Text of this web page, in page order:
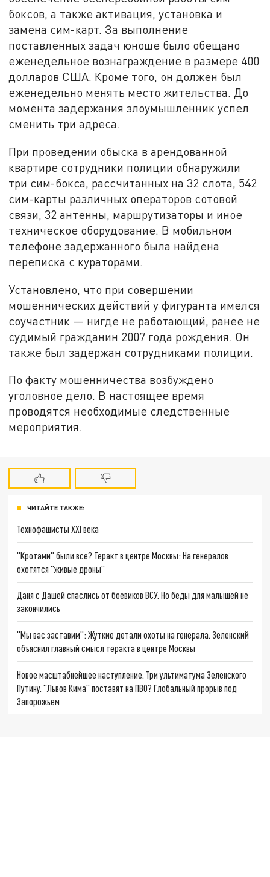
боксов, а также активация, установка и
замена сим-карт. За выполнение
поставленных задач юноше было обещано
еженедельное вознаграждение в размере 400
долларов США. Кроме того, он должен был
еженедельно менять место жительства. До
момента задержания злоумышленник успел
сменить три адреса.
При проведении обыска в арендованной
квартире сотрудники полиции обнаружили
три сим-бокса, рассчитанных на 32 слота, 542
сим-карты различных операторов сотовой
связи, 32 антенны, маршрутизаторы и иное
техническое оборудование. В мобильном
телефоне задержанного была найдена
переписка с кураторами.
Установлено, что при совершении
мошеннических действий у фигуранта имелся
соучастник — нигде не работающий, ранее не
судимый гражданин 2007 года рождения. Он
также был задержан сотрудниками полиции.
По факту мошенничества возбуждено
уголовное дело. В настоящее время
проводятся необходимые следственные
мероприятия.
ЧИТАЙТЕ ТАКЖЕ:
Технофашисты XXI века
"Кротами" были все? Теракт в центре Москвы: На генералов
охотятся "живые дроны"
Даня с Дашей спаслись от боевиков ВСУ. Но беды для малышей не
закончились
"Мы вас заставим": Жуткие детали охоты на генерала. Зеленский
объяснил главный смысл теракта в центре Москвы
Новое масштабнейшее наступление. Три ультиматума Зеленского
Путину. "Львов Кима" поставят на ПВО? Глобальный прорыв под
Запорожьем